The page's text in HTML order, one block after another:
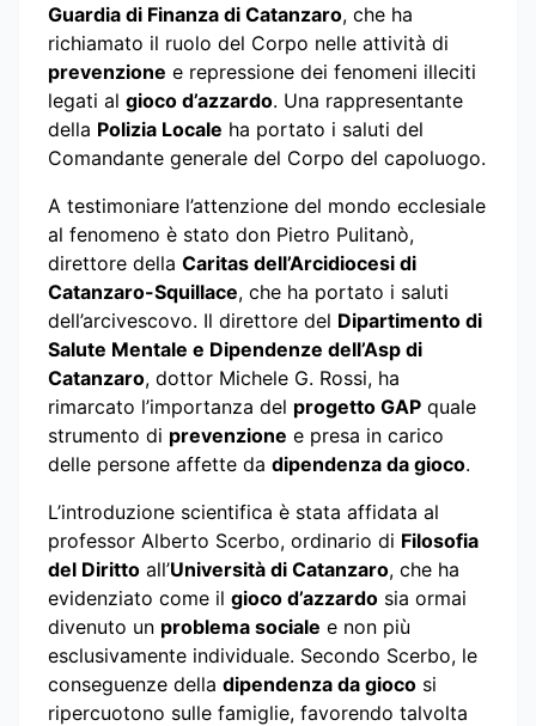
Guardia di Finanza di Catanzaro, che ha
richiamato il ruolo del Corpo nelle attività di
prevenzione e repressione dei fenomeni illeciti
legati al gioco d’azzardo. Una rappresentante
della Polizia Locale ha portato i saluti del
Comandante generale del Corpo del capoluogo.
A testimoniare l’attenzione del mondo ecclesiale
al fenomeno è stato don Pietro Pulitanò,
direttore della Caritas dell’Arcidiocesi di
Catanzaro-Squillace, che ha portato i saluti
dell’arcivescovo. Il direttore del Dipartimento di
Salute Mentale e Dipendenze dell’Asp di
Catanzaro, dottor Michele G. Rossi, ha
rimarcato l’importanza del progetto GAP quale
strumento di prevenzione e presa in carico
delle persone affette da dipendenza da gioco.
L’introduzione scientifica è stata affidata al
professor Alberto Scerbo, ordinario di Filosofia
del Diritto all’Università di Catanzaro, che ha
evidenziato come il gioco d’azzardo sia ormai
divenuto un problema sociale e non più
esclusivamente individuale. Secondo Scerbo, le
conseguenze della dipendenza da gioco si
ripercuotono sulle famiglie, favorendo talvolta